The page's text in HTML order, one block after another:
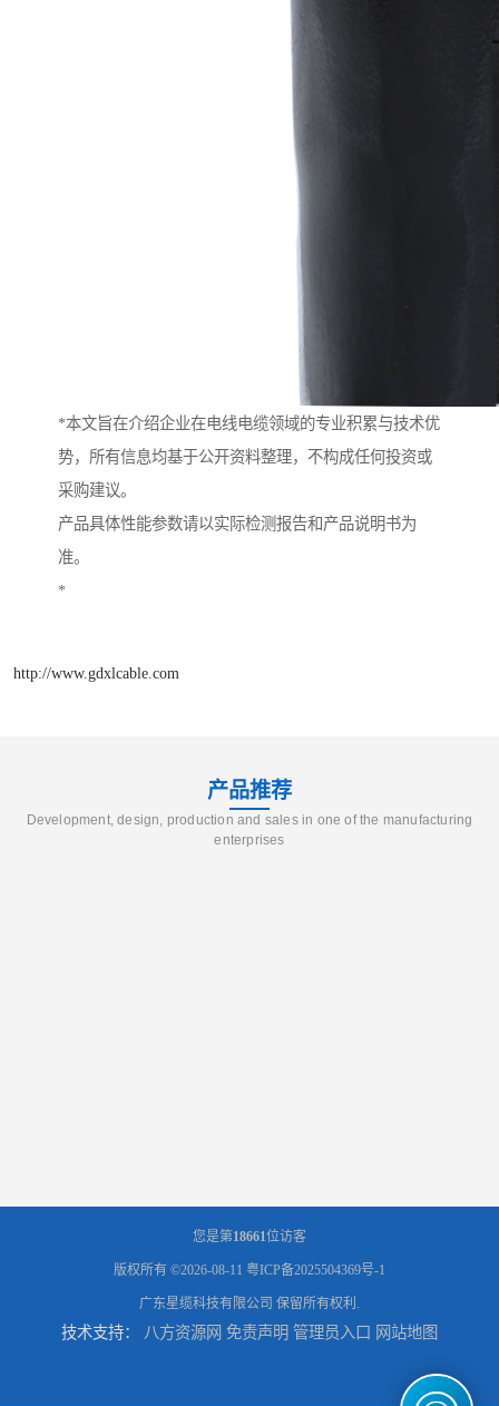
*本文旨在介绍企业在电线电缆领域的专业积累与技术优
势，所有信息均基于公开资料整理，不构成任何投资或
采购建议。
产品具体性能参数请以实际检测报告和产品说明书为
准。
*
http://www.gdxlcable.com
产品推荐
Development, design, production and sales in one of the manufacturing
enterprises
您是第18661位访客
版权所有 ©2026-08-11 粤ICP备2025504369号-1
广东星缆科技有限公司 保留所有权利.
技术支持： 八方资源网 免责声明 管理员入口 网站地图